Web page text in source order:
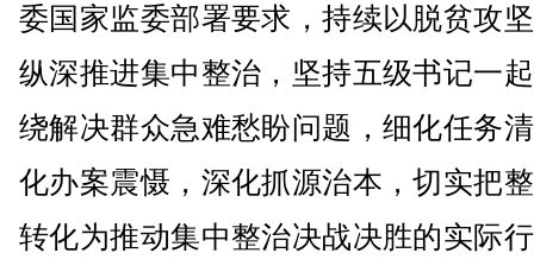
委国家监委部署要求，持续以脱贫攻
纵深推进集中整治，坚持五级书记一
绕解决群众急难愁盼问题，细化任务
化办案震慑，深化抓源治本，切实把
转化为推动集中整治决战决胜的实际